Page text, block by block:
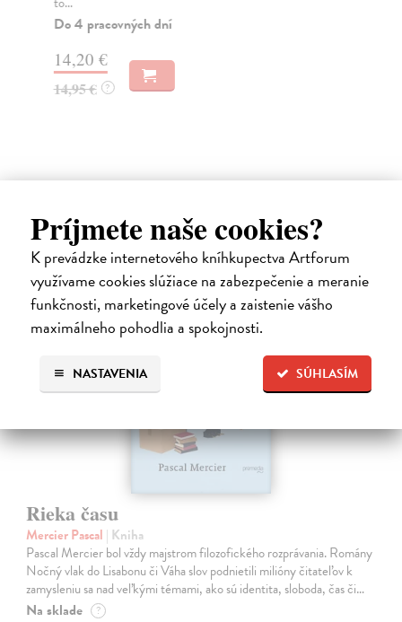
Príjmete naše cookies?
K prevádzke internetového kníhkupectva Artforum
využívame cookies slúžiace na zabezpečenie a meranie
funkčnosti, marketingové účely a zaistenie vášho
maximálneho pohodlia a spokojnosti.
SÚHLASÍM
NASTAVENIA
Do 4 pracovných dní
14,20 €
14,95 € ?
beletria
na sklade
Rieka času
Mercier Pascal | Kniha
Pascal Mercier bol vždy majstrom filozofického rozprávania. Romány
Nočný vlak do Lisabonu či Váha slov podnietili milióny čitateľov k
zamysleniu sa nad veľkými témami, ako sú identita, sloboda, čas či…
Na sklade ?